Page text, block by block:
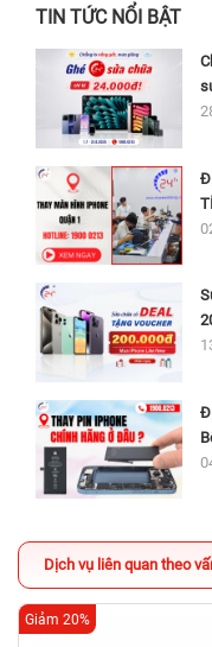
TIN TỨC NỔI BẬT
Dịch vụ liên quan theo
Giảm 20%